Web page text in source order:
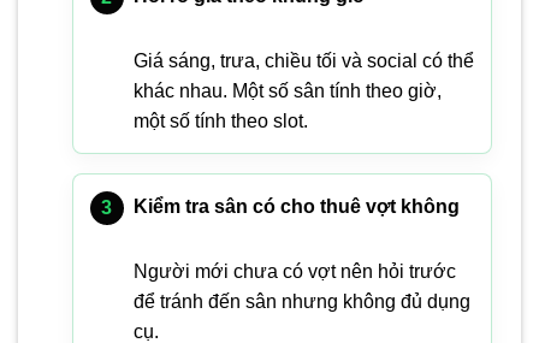
Giá sáng, trưa, chiều tối và social có thể
khác nhau. Một số sân tính theo giờ,
một số tính theo slot.
Kiểm tra sân có cho thuê vợt không
Người mới chưa có vợt nên hỏi trước
để tránh đến sân nhưng không đủ dụng
cụ.